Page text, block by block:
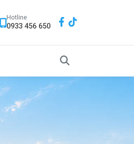
Hotline
0933 456 650